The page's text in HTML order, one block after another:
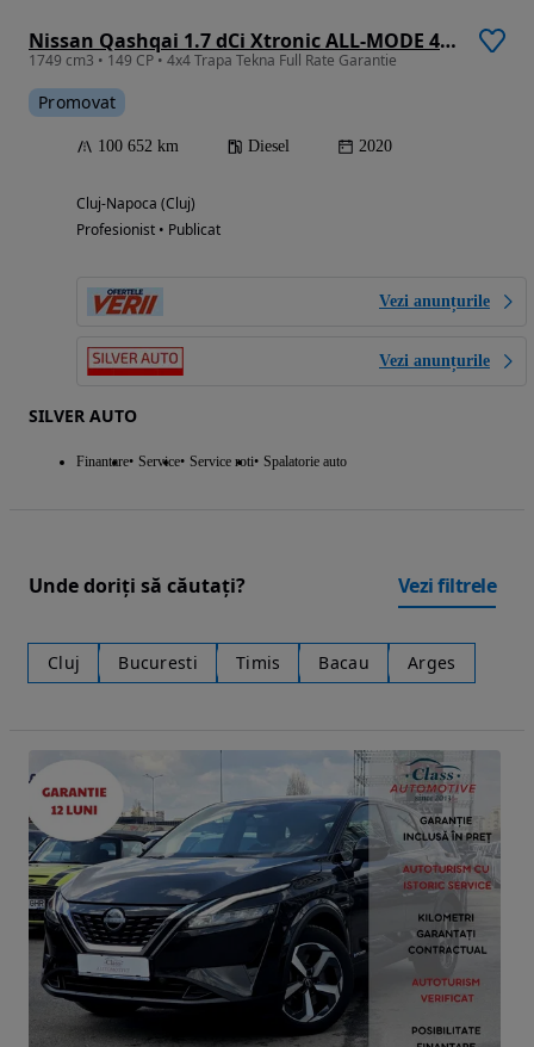
Nissan Qashqai 1.7 dCi Xtronic ALL-MODE 4x4i TEKNA
1749 cm3 • 149 CP • 4x4 Trapa Tekna Full Rate Garantie
Promovat
100 652 km Diesel 2020
Cluj-Napoca (Cluj)
Profesionist • Publicat
Vezi anunțurile
Vezi anunțurile
SILVER AUTO
Finantare Service Service roti Spalatorie auto
Unde doriți să căutați? Vezi filtrele
Cluj Bucuresti Timis Bacau Arges